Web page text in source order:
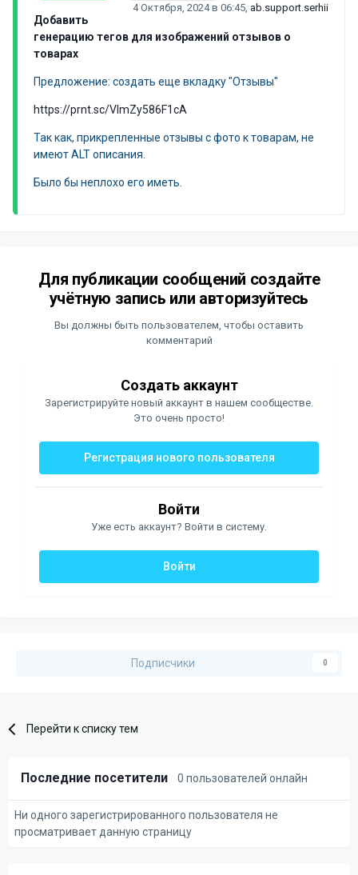
4 Октября, 2024 в 06:45 ab.support.serhii
Добавить
генерацию тегов для изображений отзывов о
товарах
Предложение: создать еще вкладку "Отзывы"
https://prnt.sc/VImZy586F1cA
Так как, прикрепленные отзывы с фото к товарам, не
имеют ALT описания.
Было бы неплохо его иметь.
Для публикации сообщений создайте
учётную запись или авторизуйтесь
Вы должны быть пользователем, чтобы оставить
комментарий
Создать аккаунт
Зарегистрируйте новый аккаунт в нашем сообществе.
Это очень просто!
Регистрация нового пользователя
Войти
Уже есть аккаунт? Войти в систему.
Войти
Подписчики 0
Перейти к списку тем
Последние посетители 0 пользователей онлайн
Ни одного зарегистрированного пользователя не
просматривает данную страницу